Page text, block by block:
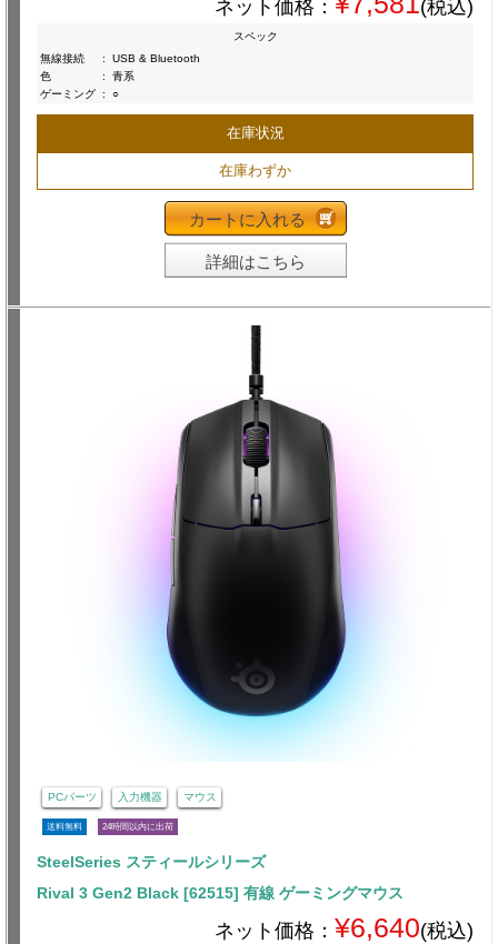
ネット価格： (税込)
スペック
無線接続
:
USB & Bluetooth
色
:
青系
ゲーミング : ○
在庫状況
在庫わずか
カートに入れる
詳細はこちら
PCパーツ 入力機器 マウス
送料無料 24時間以内に出荷
SteelSeries スティールシリーズ
Rival 3 Gen2 Black [62515] 有線 ゲーミングマウス
ネット価格： ¥6,640(税込)